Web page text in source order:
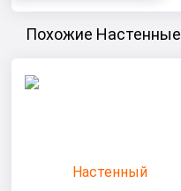
Похожие